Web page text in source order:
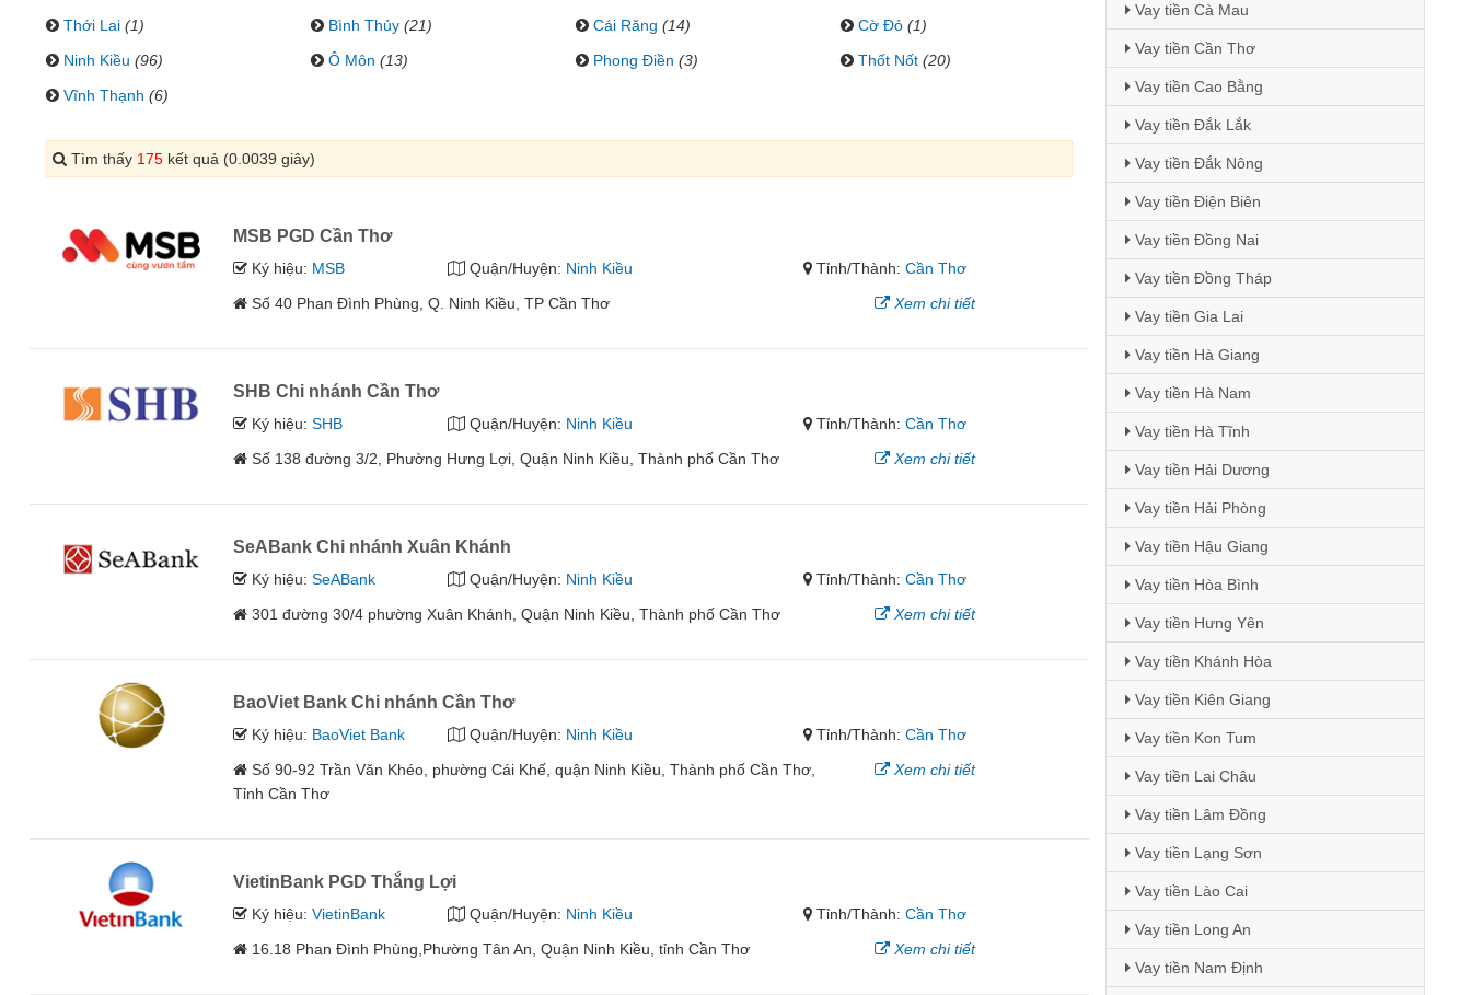
Thới Lai (1) Bình Thủy (21) Cái Răng (14) Cờ Đỏ (1)
Ninh Kiều (96) Ô Môn (13) Phong Điền (3) Thốt Nốt (20)
Vĩnh Thạnh (6)
Tìm thấy 175 kết quả (0.0039 giây)
MSB PGD Cần Thơ
Ký hiệu: MSB Quận/Huyện: Ninh Kiều Tỉnh/Thành:Cần Thơ
Số 40 Phan Đình Phùng, Q. Ninh Kiều, TP Cần Thơ
Xem chi tiết
SHB Chi nhánh Cần Thơ
Ký hiệu:SHB Quận/Huyện: Ninh Kiều Tỉnh/Thành:Cần Thơ
Số 138 đường 3/2, Phường Hưng Lợi, Quận Ninh Kiều, Thành phố Cần Thơ
Xem chi tiết
SeABank Chi nhánh Xuân Khánh
Ký hiệu:SeABank Quận/Huyện: Ninh Kiều Tỉnh/Thành:Cần Thơ
301 đường 30/4 phường Xuân Khánh, Quận Ninh Kiều, Thành phố Cần Thơ
Xem chi tiết
BaoViet Bank Chi nhánh Cần Thơ
Ký hiệu: BaoViet Bank Quận/Huyện: Ninh Kiều Tỉnh/Thành:Cần Thơ
Số 90-92 Trần Văn Khéo, phường Cái Khế, quận Ninh Kiều, Thành phố Cần Thơ,
Tỉnh Cần Thơ
Xem chi tiết
VietinBank PGD Thắng Lợi
Ký hiệu:VietinBank Quận/Huyện: Ninh Kiều Tỉnh/Thành:Cần Thơ
16.18 Phan Đình Phùng,Phường Tân An, Quận Ninh Kiều, tỉnh Cần Thơ
Xem chi tiết
Vay tiền Cà Mau
Vay tiền Cần Thơ
Vay tiền Cao Bằng
Vay tiền Đắk Lắk
Vay tiền Đắk Nông
Vay tiền Điện Biên
Vay tiền Đồng Nai
Vay tiền Đồng Tháp
Vay tiền Gia Lai
Vay tiền Hà Giang
Vay tiền Hà Nam
Vay tiền Hà Tĩnh
Vay tiền Hải Dương
Vay tiền Hải Phòng
Vay tiền Hậu Giang
Vay tiền Hòa Bình
Vay tiền Hưng Yên
Vay tiền Khánh Hòa
Vay tiền Kiên Giang
Vay tiền Kon Tum
Vay tiền Lai Châu
Vay tiền Lâm Đồng
Vay tiền Lạng Sơn
Vay tiền Lào Cai
Vay tiền Long An
Vay tiền Nam Định